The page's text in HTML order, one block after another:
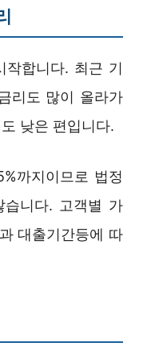
작합니다. 최근 기
리도 많이 올라가
낮은 편입니다.
까지이므로 법정
습니다. 고객별 가
대출기간등에 따